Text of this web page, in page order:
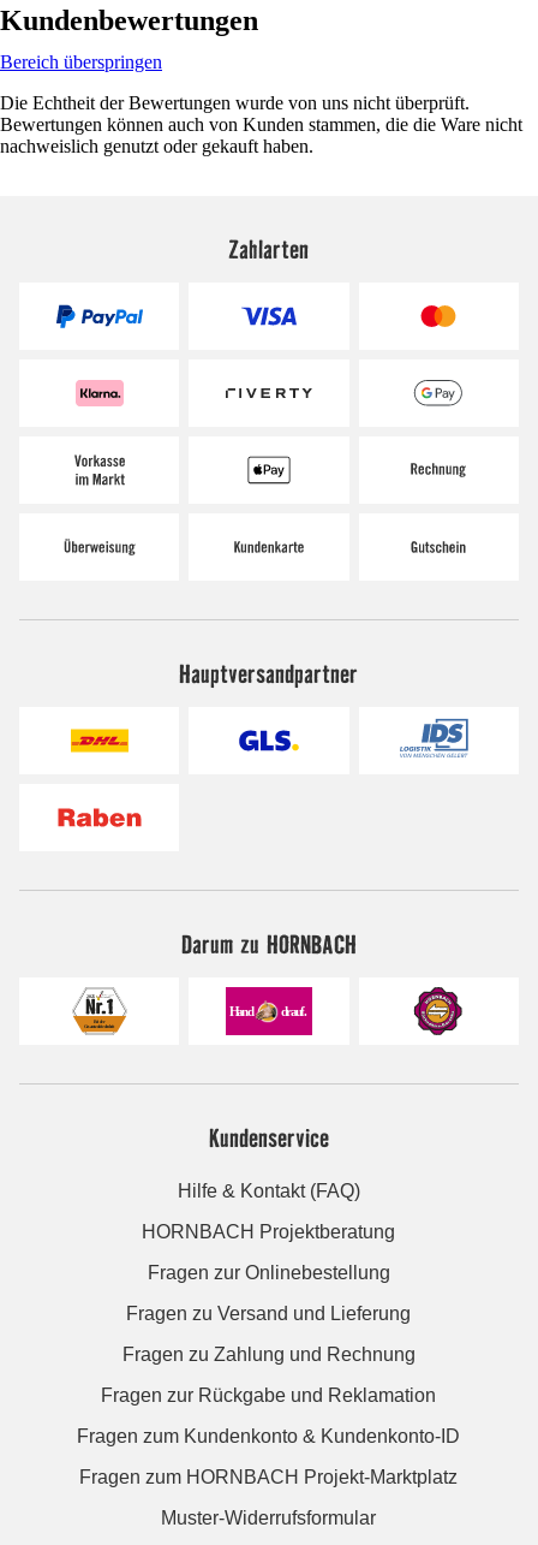
Kundenbewertungen
Bereich überspringen
Die Echtheit der Bewertungen wurde von uns nicht überprüft.
Bewertungen können auch von Kunden stammen, die die Ware nicht
nachweislich genutzt oder gekauft haben.
Zahlarten
Hauptversandpartner
Darum zu HORNBACH
Kundenservice
Hilfe & Kontakt (FAQ)
HORNBACH Projektberatung
Fragen zur Onlinebestellung
Fragen zu Versand und Lieferung
Fragen zu Zahlung und Rechnung
Fragen zur Rückgabe und Reklamation
Fragen zum Kundenkonto & Kundenkonto-ID
Fragen zum HORNBACH Projekt-Marktplatz
Muster-Widerrufsformular